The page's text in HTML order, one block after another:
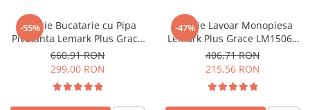
ZOOM
Electrocasnice pentru bucătărie
Mixere și blendere
Sisteme pentru apa pură
-55%
Baterie Bucatarie cu Pipa
Pivotanta Lemark Plus Grace
LM1505C Crom
660,91 RON
299,00 RON
-47%
Baterie Lavoar Monopiesa
Lemark Plus Grace LM1506C
Crom
406,71 RON
215,56 RON